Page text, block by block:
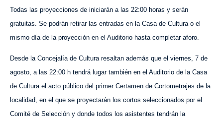
Todas las proyecciones de iniciarán a las 22:00 horas y serán
gratuitas. Se podrán retirar las entradas en la Casa de Cultura o el
mismo día de la proyección en el Auditorio hasta completar aforo.
Desde la Concejalía de Cultura resaltan además que el viernes, 7 de
agosto, a las 22:00 h tendrá lugar también en el Auditorio de la Casa
de Cultura el acto público del primer Certamen de Cortometrajes de la
localidad, en el que se proyectarán los cortos seleccionados por el
Comité de Selección y donde todos los asistentes tendrán la